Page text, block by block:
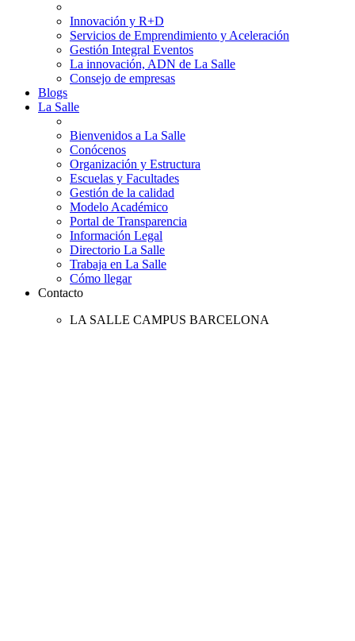
Innovación y R+D
Servicios de Emprendimiento y Aceleración
Gestión Integral Eventos
La innovación, ADN de La Salle
Consejo de empresas
Blogs
La Salle
Bienvenidos a La Salle
Conócenos
Organización y Estructura
Escuelas y Facultades
Gestión de la calidad
Modelo Académico
Portal de Transparencia
Información Legal
Directorio La Salle
Trabaja en La Salle
Cómo llegar
Contacto
LA SALLE CAMPUS BARCELONA